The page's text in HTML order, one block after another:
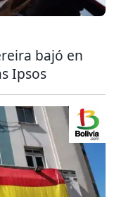
bajó en
Ipsos